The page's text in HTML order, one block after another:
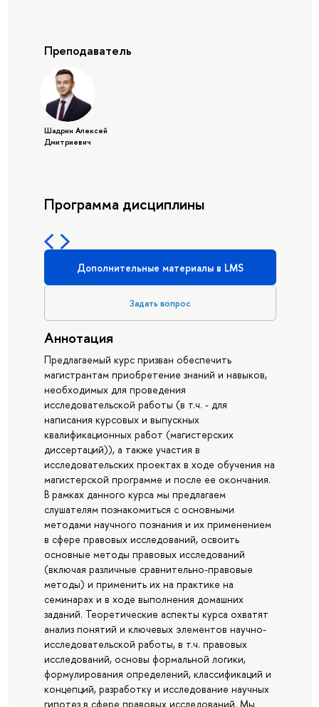
Преподаватель
Шадрин Алексей
Дмитриевич
Программа дисциплины
Дополнительные материалы в LMS
Задать вопрос
Аннотация
Предлагаемый курс призван обеспечить
магистрантам приобретение знаний и навыков,
необходимых для проведения
исследовательской работы (в т.ч. - для
написания курсовых и выпускных
квалификационных работ (магистерских
диссертаций)), а также участия в
исследовательских проектах в ходе обучения на
магистерской программе и после ее окончания.
В рамках данного курса мы предлагаем
слушателям познакомиться с основными
методами научного познания и их применением
в сфере правовых исследований, освоить
основные методы правовых исследований
(включая различные сравнительно-правовые
методы) и применить их на практике на
семинарах и в ходе выполнения домашних
заданий. Теоретические аспекты курса охватят
анализ понятий и ключевых элементов научно-
исследовательской работы, в т.ч. правовых
исследований, основы формальной логики,
формулирования определений, классификаций и
концепций, разработку и исследование научных
гипотез в сфере правовых исследований. Мы